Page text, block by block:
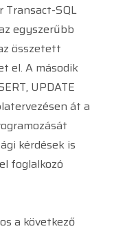
Transact-SQL
egyszerűbb
összetett
el. A második
UPDATE
át a
kérdések is
foglalkozó
a következő